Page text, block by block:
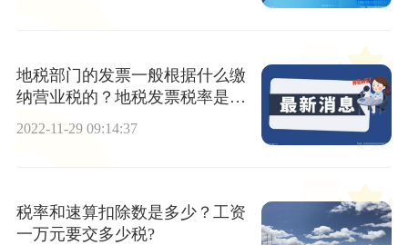
地税部门的发票一般根据什么缴
纳营业税的？地税发票税率是多
2022-11-29 09:14:37
税率和速算扣除数是多少？工资
一万元要交多少税?